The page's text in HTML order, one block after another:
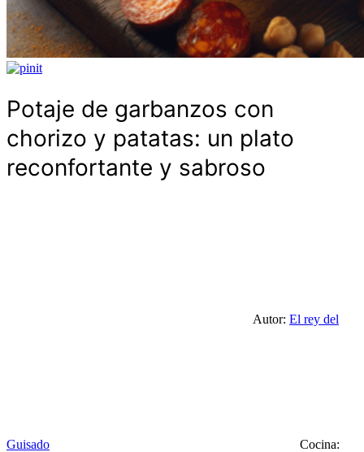
Potaje de garbanzos con
chorizo y patatas: un plato
reconfortante y sabroso
Autor: El rey del
Guisado Cocina: